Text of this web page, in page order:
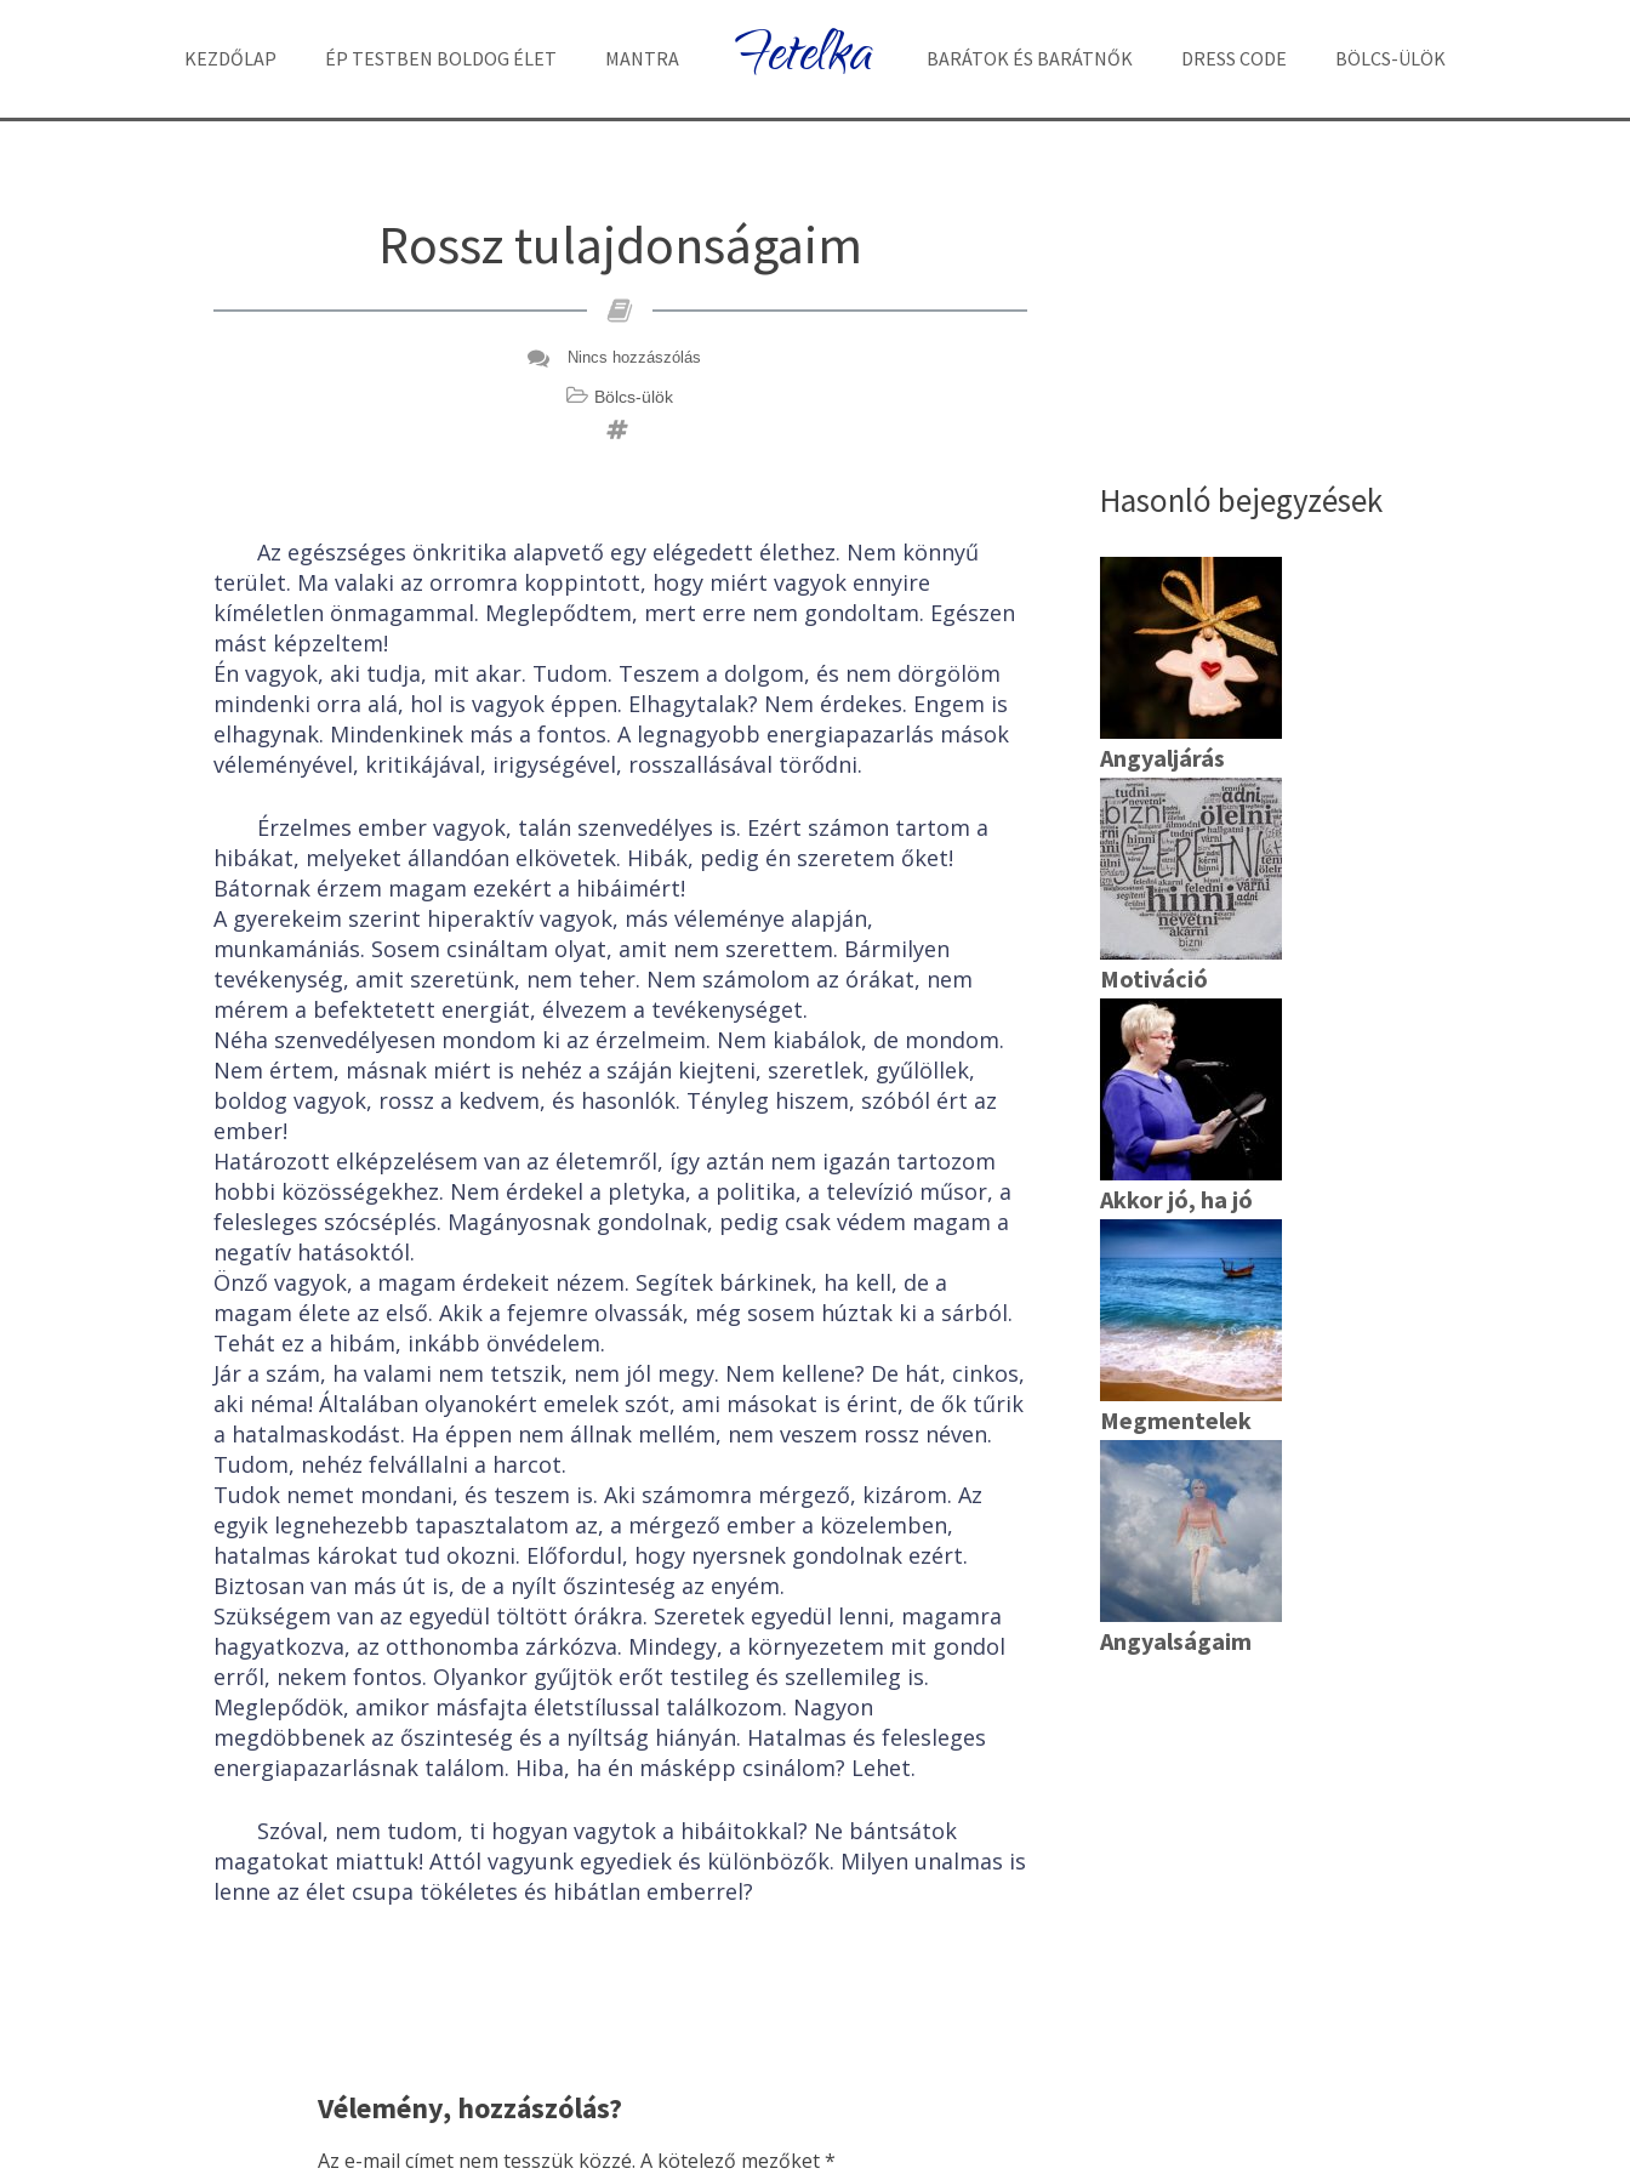
KEZDŐLAP ÉP TESTBEN BOLDOG ÉLET MANTRA Fetelka BARÁTOK ÉS BARÁTNŐK DRESS CODE BÖLCS-ÜLÖK
Rossz tulajdonságaim
Nincs hozzászólás
Bölcs-ülök
Az egészséges önkritika alapvető egy elégedett élethez. Nem könnyű
terület. Ma valaki az orromra koppintott, hogy miért vagyok ennyire
kíméletlen önmagammal. Meglepődtem, mert erre nem gondoltam. Egészen
mást képzeltem!
Én vagyok, aki tudja, mit akar. Tudom. Teszem a dolgom, és nem dörgölöm
mindenki orra alá, hol is vagyok éppen. Elhagytalak? Nem érdekes. Engem is
elhagynak. Mindenkinek más a fontos. A legnagyobb energiapazarlás mások
véleményével, kritikájával, irigységével, rosszallásával törődni.
Érzelmes ember vagyok, talán szenvedélyes is. Ezért számon tartom a
hibákat, melyeket állandóan elkövetek. Hibák, pedig én szeretem őket!
Bátornak érzem magam ezekért a hibáimért!
A gyerekeim szerint hiperaktív vagyok, más véleménye alapján,
munkamániás. Sosem csináltam olyat, amit nem szerettem. Bármilyen
tevékenység, amit szeretünk, nem teher. Nem számolom az órákat, nem
mérem a befektetett energiát, élvezem a tevékenységet.
Néha szenvedélyesen mondom ki az érzelmeim. Nem kiabálok, de mondom.
Nem értem, másnak miért is nehéz a száján kiejteni, szeretlek, gyűlöllek,
boldog vagyok, rossz a kedvem, és hasonlók. Tényleg hiszem, szóból ért az
ember!
Határozott elképzelésem van az életemről, így aztán nem igazán tartozom
hobbi közösségekhez. Nem érdekel a pletyka, a politika, a televízió műsor, a
felesleges szócséplés. Magányosnak gondolnak, pedig csak védem magam a
negatív hatásoktól.
Önző vagyok, a magam érdekeit nézem. Segítek bárkinek, ha kell, de a
magam élete az első. Akik a fejemre olvassák, még sosem húztak ki a sárból.
Tehát ez a hibám, inkább önvédelem.
Jár a szám, ha valami nem tetszik, nem jól megy. Nem kellene? De hát, cinkos,
aki néma! Általában olyanokért emelek szót, ami másokat is érint, de ők tűrik
a hatalmaskodást. Ha éppen nem állnak mellém, nem veszem rossz néven.
Tudom, nehéz felvállalni a harcot.
Tudok nemet mondani, és teszem is. Aki számomra mérgező, kizárom. Az
egyik legnehezebb tapasztalatom az, a mérgező ember a közelemben,
hatalmas károkat tud okozni. Előfordul, hogy nyersnek gondolnak ezért.
Biztosan van más út is, de a nyílt őszinteség az enyém.
Szükségem van az egyedül töltött órákra. Szeretek egyedül lenni, magamra
hagyatkozva, az otthonomba zárkózva. Mindegy, a környezetem mit gondol
erről, nekem fontos. Olyankor gyűjtök erőt testileg és szellemileg is.
Meglepődök, amikor másfajta életstílussal találkozom. Nagyon
megdöbbenek az őszinteség és a nyíltság hiányán. Hatalmas és felesleges
energiapazarlásnak találom. Hiba, ha én másképp csinálom? Lehet.
Szóval, nem tudom, ti hogyan vagytok a hibáitokkal? Ne bántsátok
magatokat miattuk! Attól vagyunk egyediek és különbözők. Milyen unalmas is
lenne az élet csupa tökéletes és hibátlan emberrel?
Vélemény, hozzászólás?
Az e-mail címet nem tesszük közzé. A kötelező mezőket*
Hasonló bejegyzések
Angyaljárás
Motiváció
Akkor jó, ha jó
Megmentelek
Angyalságaim